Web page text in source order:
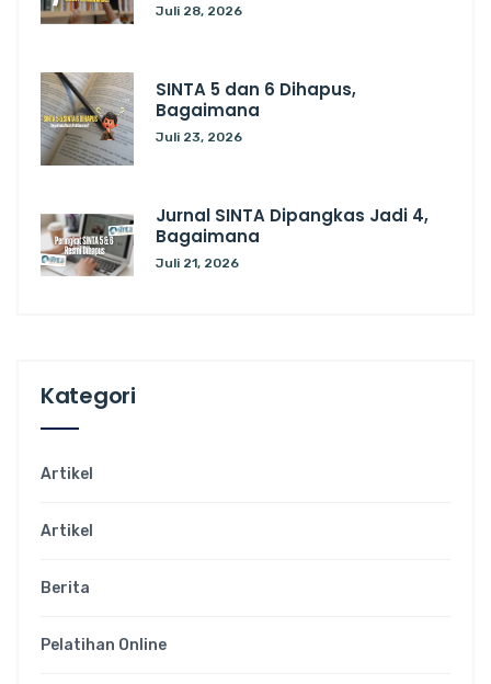
Juli 28, 2026
SINTA 5 dan 6 Dihapus,
Bagaimana
Juli 23, 2026
Jurnal SINTA Dipangkas Jadi 4,
Bagaimana
Juli 21, 2026
Kategori
Artikel
Artikel
Berita
Pelatihan Online